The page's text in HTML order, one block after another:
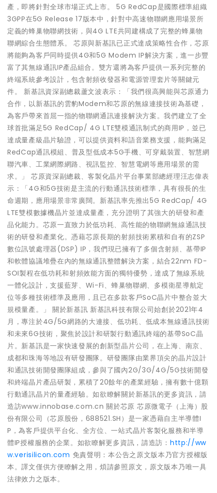
產，即將針對全球市場正式上市。 5G RedCap是國際標準組織
3GPP在5G Release 17版本中，針對中高速物聯網應用場景所
定義的蜂巢物聯網技術，與4G LTE共同建構成了完整的蜂巢物
聯網綜合生態體系。 芯原與新基訊已正式達成策略性合作，芯原
將能夠為客戶同時提供4G和5G Modem IP解決方案，進一步豐
富了其無線通訊IP產品組合。雙方還將為客戶提供一系列完整的
終端系統參考設計，包含射頻收發器和電源管理套片等關鍵元
件。 新基訊資深副總裁蘆文波表示：「我們很高興能與芯原通力
合作，以新基訊的雲豹Modem和芯原的無線連接技術為基礎，
為客戶帶來首屈一指的物聯網通訊連接解決方案。我們建立了全
球首批滿足5G RedCap/ 4G LTE雙模通訊制式的商用IP，並已
達成量產級晶片驗證，可以提供資料和語音業務支援，能夠滿足
RedCap通訊模組、普及型低成本5G手機、可穿戴裝置、智慧網
聯汽車、工業網際網路、視訊監控、智慧電網等應用場景的需
求。」 芯原資深副總裁、客製化晶片平台事業部總經理汪志偉表
示：「4G和5G技術是主流的行動通訊技術標準，具有很長的生
命週期，應用場景非常廣闊。新基訊率先推出5G RedCap/ 4G
LTE雙模數據機晶片並達成量產，充分證明了其強大的研發和產
品化能力。芯原一直致力於低功耗、高性能的物聯網無線通訊技
術的研發和產業化。憑藉芯原長期的射頻技術累積和自有的ZSP
數位訊號處理器(DSP) IP，我們現已擁有了多個含射頻、基帶IP
和軟體協議堆疊在內的無線通訊整體解決方案，結合22nm FD-
SOI製程在低功耗和射頻效能方面的獨特優勢，達成了無線系統
一體化設計，支援藍芽、Wi-Fi、蜂巢物聯網、多模衛星導航定
位等多種技術標準及應用，且已在多款客戶SoC晶片中整合並大
規模量產。」 關於新基訊 新基訊科技有限公司始創於2021年4
月，專注於4G/5G網路的大連接、低功耗、低成本無線通訊技術
和未來6G技術，聚焦於設計和研製行動通訊終端的基帶SoC晶
片。新基訊是一家快速發展的創新型晶片公司，在上海、南京、
成都和珠海等地設有研發團隊。研發團隊由業界頂尖的晶片設計
和通訊技術開發團隊組成，參與了國內2G/3G/4G/5G技術開發
和終端晶片產品研製，累積了20餘年的產業經驗，擁有數十億顆
行動通訊晶片的量產經驗。如欲瞭解關於新基訊的更多資訊，請
造訪www.innobase.com.cn 關於芯原 芯原微電子（上海）股
份有限公司（芯原股份，688521.SH）是一家憑藉自主半導體I
P，為客戶提供平台化、全方位、一站式晶片客製化服務和半導
體IP授權服務的企業。如欲瞭解更多資訊，請造訪： http://ww
w.verisilicon.com 免責聲明：本公告之原文版本乃官方授權版
本。譯文僅供方便瞭解之用，煩請參照原文，原文版本乃唯一具
法律效力之版本。